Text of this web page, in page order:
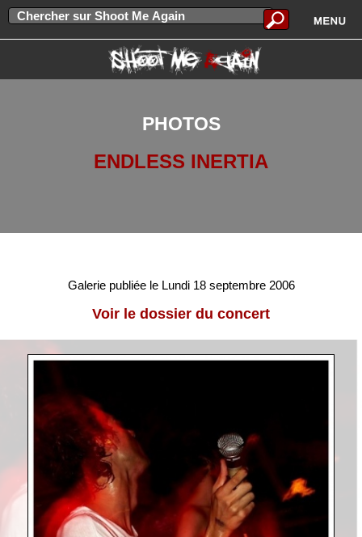
PHOTOS
ENDLESS INERTIA
Galerie publiée le Lundi 18 septembre 2006
Voir le dossier du concert